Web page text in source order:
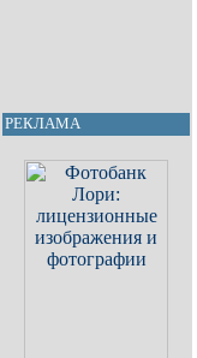
РЕКЛАМА